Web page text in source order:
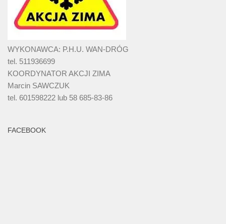
WYKONAWCA: P.H.U. WAN-DRÓG
tel. 511936699
KOORDYNATOR AKCJI ZIMA
Marcin SAWCZUK
tel. 601598222 lub 58 685-83-86
FACEBOOK